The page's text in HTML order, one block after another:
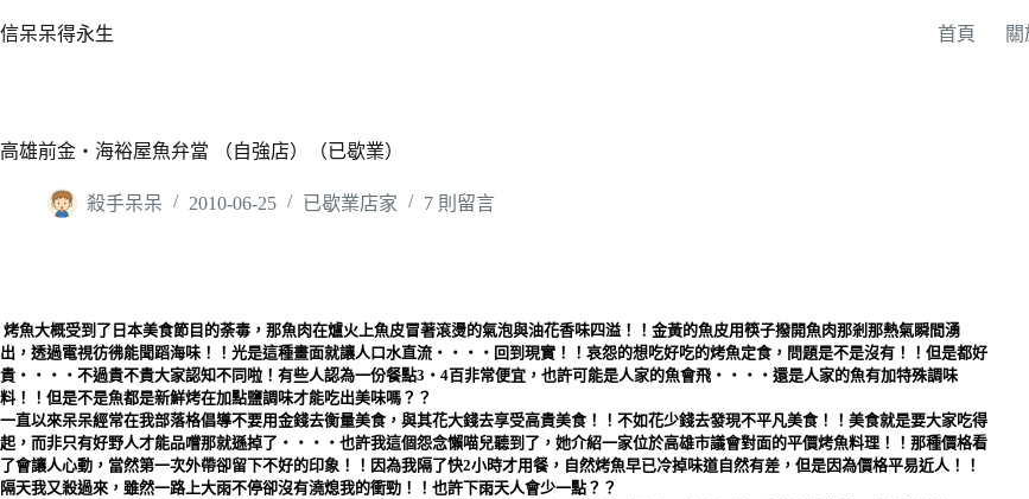
至
容
信呆呆得永生 首頁 關
高雄前金‧海裕屋魚弁當 （自強店）（已歇業）
殺手呆呆 2010-06-25 已歇業店家 7 則留言
烤魚大概受到了日本美食節目的荼毒，那魚肉在爐火上魚皮冒著滾燙的氣泡與油花香味四溢！！金黃的魚皮用筷子撥開魚肉那剎那熱氣瞬間湧
出，透過電視彷彿能聞蹈海味！！光是這種畫面就讓人口水直流‧‧‧‧回到現實！！哀怨的想吃好吃的烤魚定食，問題是不是沒有！！但是都好
貴‧‧‧‧不過貴不貴大家認知不同啦！有些人認為一份餐點3‧4百非常便宜，也許可能是人家的魚會飛‧‧‧‧還是人家的魚有加特殊調味
料！！但是不是魚都是新鮮烤在加點鹽調味才能吃出美味嗎？？
一直以來呆呆經常在我部落格倡導不要用金錢去衡量美食，與其花大錢去享受高貴美食！！不如花少錢去發現不平凡美食！！美食就是要大家吃得
起，而非只有好野人才能品嚐那就遜掉了‧‧‧‧也許我這個怨念懶喵兒聽到了，她介紹一家位於高雄市議會對面的平價烤魚料理！！那種價格看
了會讓人心動，當然第一次外帶卻留下不好的印象！！因為我隔了快2小時才用餐，自然烤魚早已冷掉味道自然有差，但是因為價格平易近人！！
隔天我又殺過來，雖然一路上大雨不停卻沒有澆熄我的衝勁！！也許下雨天人會少一點？？